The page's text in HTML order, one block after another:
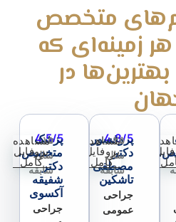
متخصص
هر زمینه‌ای که
بهترین‌ها در
4.8/5
پروفسور
دکتر
مصطفی
تاشکین
جراحی
عمومی
۲۵
سال
سابقه
مشاهده
پروفایل
کامل
4.5/5
پزشک
متخصص،
دکتر
شفیقه
آکسوی
جراحی
۱۵
سال
سابقه
مشاهده
پروفایل
کامل